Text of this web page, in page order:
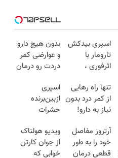
اسپری بیدکش
تارومار با
اثرفوری ،
در مقابل بید
بدون هیچ دارو
و عوارضی کمر
دردت رو درمان
(پرسش‌نامه)
تنها راه رهایی
از کمر درد بدون
نیاز به دارو!
اسپری
ازبین‌برنده
حشرات
فرمول
پیشرفته،
مقابله با انواع
آرتروز مفاصل
خود را به طور
قطعی درمان
ویدیو هولناک
از جوان کارتن
خوابی که